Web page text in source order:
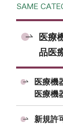
医療
品医
医療機
医療機
新規許